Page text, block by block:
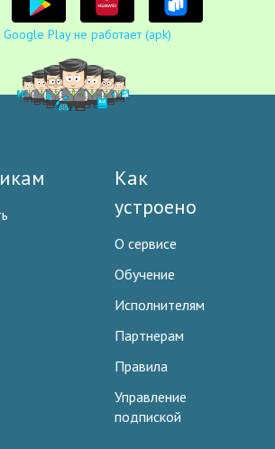
Google Play не работает (apk)
Как
устроено
О сервисе
Обучение
Исполнителям
Партнерам
Правила
Управление
подпиской